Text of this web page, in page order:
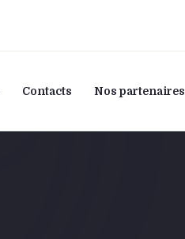
Contacts Nos partenaires